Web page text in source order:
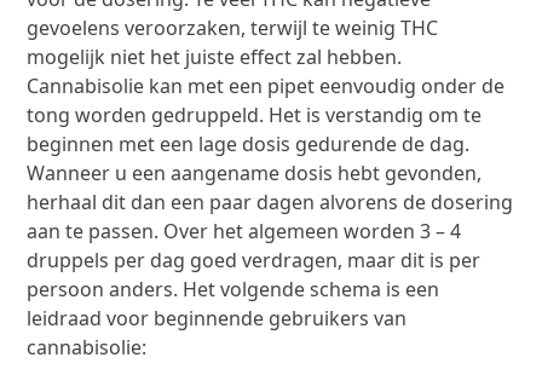
gevoelens veroorzaken, terwijl te weinig THC
mogelijk niet het juiste effect zal hebben.
Cannabisolie kan met een pipet eenvoudig onder de
tong worden gedruppeld. Het is verstandig om te
beginnen met een lage dosis gedurende de dag.
Wanneer u een aangename dosis hebt gevonden,
herhaal dit dan een paar dagen alvorens de dosering
aan te passen. Over het algemeen worden 3 – 4
druppels per dag goed verdragen, maar dit is per
persoon anders. Het volgende schema is een
leidraad voor beginnende gebruikers van
cannabisolie: